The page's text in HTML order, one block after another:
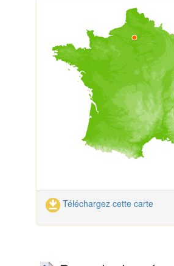
Téléchargez cette carte